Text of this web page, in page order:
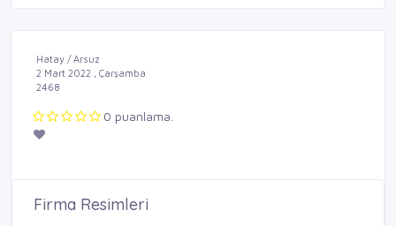
Hatay / Arsuz
2 Mart 2022 , Çarşamba
2468
0 puanlama.
Firma Resimleri